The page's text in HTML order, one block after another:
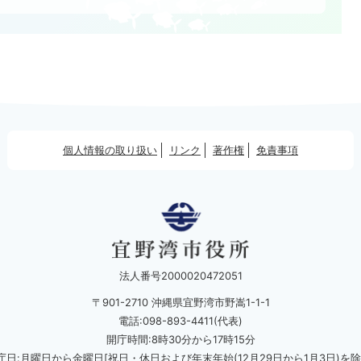
個人情報の取り扱い リンク 著作権 免責事項
法人番号2000020472051
〒901-2710 沖縄県宜野湾市野嵩1-1-1
電話:098-893-4411(代表)
開庁時間:8時30分から17時15分
日:月曜日から金曜日[祝日・休日および年末年始(12月29日から1月3日)を